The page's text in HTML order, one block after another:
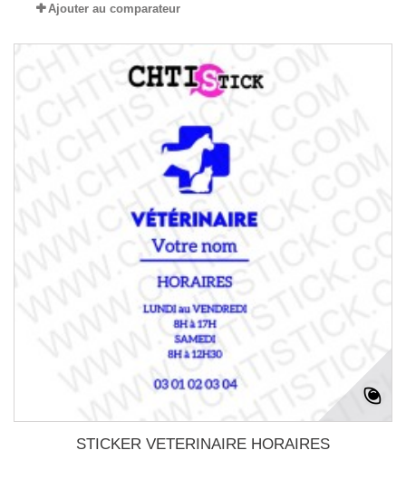
Ajouter au comparateur
STICKER VETERINAIRE HORAIRES